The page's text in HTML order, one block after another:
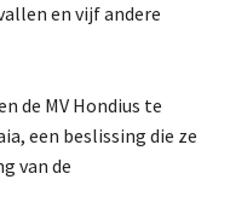
en vijf andere
de MV Hondius te
een beslissing die ze
van de